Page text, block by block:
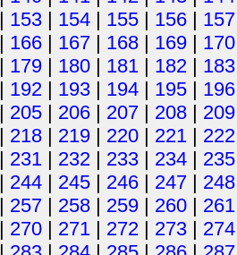
| 153 | 154 | 155 | 156 | 157
| 166 | 167 | 168 | 169 | 170
| 179 | 180 | 181 | 182 | 183
| 192 | 193 | 194 | 195 | 196
| 205 | 206 | 207 | 208 | 209
| 218 | 219 | 220 | 221 | 222
| 231 | 232 | 233 | 234 | 235
| 244 | 245 | 246 | 247 | 248
| 257 | 258 | 259 | 260 | 261
| 270 | 271 | 272 | 273 | 274